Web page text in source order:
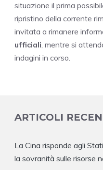
situazione il prima
ripristino della corrente
invitata a rimanere
ufficiali, mentre si
indagini in corso.
ARTICOLI
La Cina risponde agli
la sovranità sulle risorse